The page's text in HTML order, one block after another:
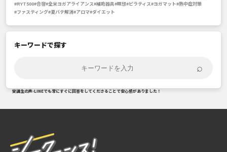
#RYT500#合宿#全米ヨガアライアンス#補助器具#瞑想#ピラティス#ヨガマット#熱中症対策
#ファスティング#夏バテ解消#アロマ#ダイエット
キーワードで探す
⌕
受講生の声›LINEでも常にすぐに回答をしてくださることで安心感がありました！